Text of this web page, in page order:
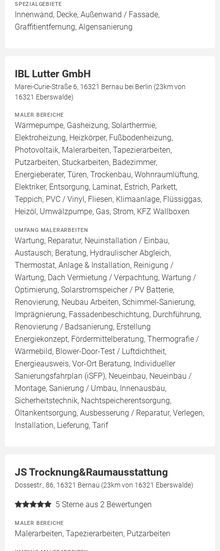
SPEZIALGEBIETE
Innenwand, Decke, Außenwand / Fassade,
Graffitientfernung, Algensanierung
IBL Lutter GmbH
Marei-Curie-Straße 6, 16321 Bernau bei Berlin (23km von
16321 Eberswalde)
MALER BEREICHE
Wärmepumpe, Gasheizung, Solarthermie,
Elektroheizung, Heizkörper, Fußbodenheizung,
Photovoltaik, Malerarbeiten, Tapezierarbeiten,
Putzarbeiten, Stuckarbeiten, Badezimmer,
Energieberater, Türen, Trockenbau, Wohnraumlüftung,
Elektriker, Entsorgung, Laminat, Estrich, Parkett,
Teppich, PVC / Vinyl, Fliesen, Klimaanlage, Flüssiggas,
Heizöl, Umwälzpumpe, Gas, Strom, KFZ Wallboxen
UMFANG MALERARBEITEN
Wartung, Reparatur, Neuinstallation / Einbau,
Austausch, Beratung, Hydraulischer Abgleich,
Thermostat, Anlage & Installation, Reinigung /
Wartung, Dach Vermietung / Verpachtung, Wartung /
Optimierung, Solarstromspeicher / PV Batterie,
Renovierung, Neubau Arbeiten, Schimmel-Sanierung,
Imprägnierung, Fassadenbeschichtung, Durchführung,
Renovierung / Badsanierung, Erstellung
Energiekonzept, Fördermittelberatung, Thermografie /
Wärmebild, Blower-Door-Test / Luftdichtheit,
Energieausweis, Vor-Ort Beratung, Individueller
Sanierungsfahrplan (iSFP), Neueinbau, Neueinbau /
Montage, Sanierung / Umbau, Innenausbau,
Sicherheitstechnik, Nachtspeicherentsorgung,
Öltankentsorgung, Ausbesserung / Reparatur, Verlegen,
Installation, Lieferung, Tarif
JS Trocknung&Raumausstattung
Dossestr., 86, 16321 Bernau (23km von 16321 Eberswalde)
5 Sterne aus 2 Bewertungen
MALER BEREICHE
Malerarbeiten, Tapezierarbeiten, Putzarbeiten